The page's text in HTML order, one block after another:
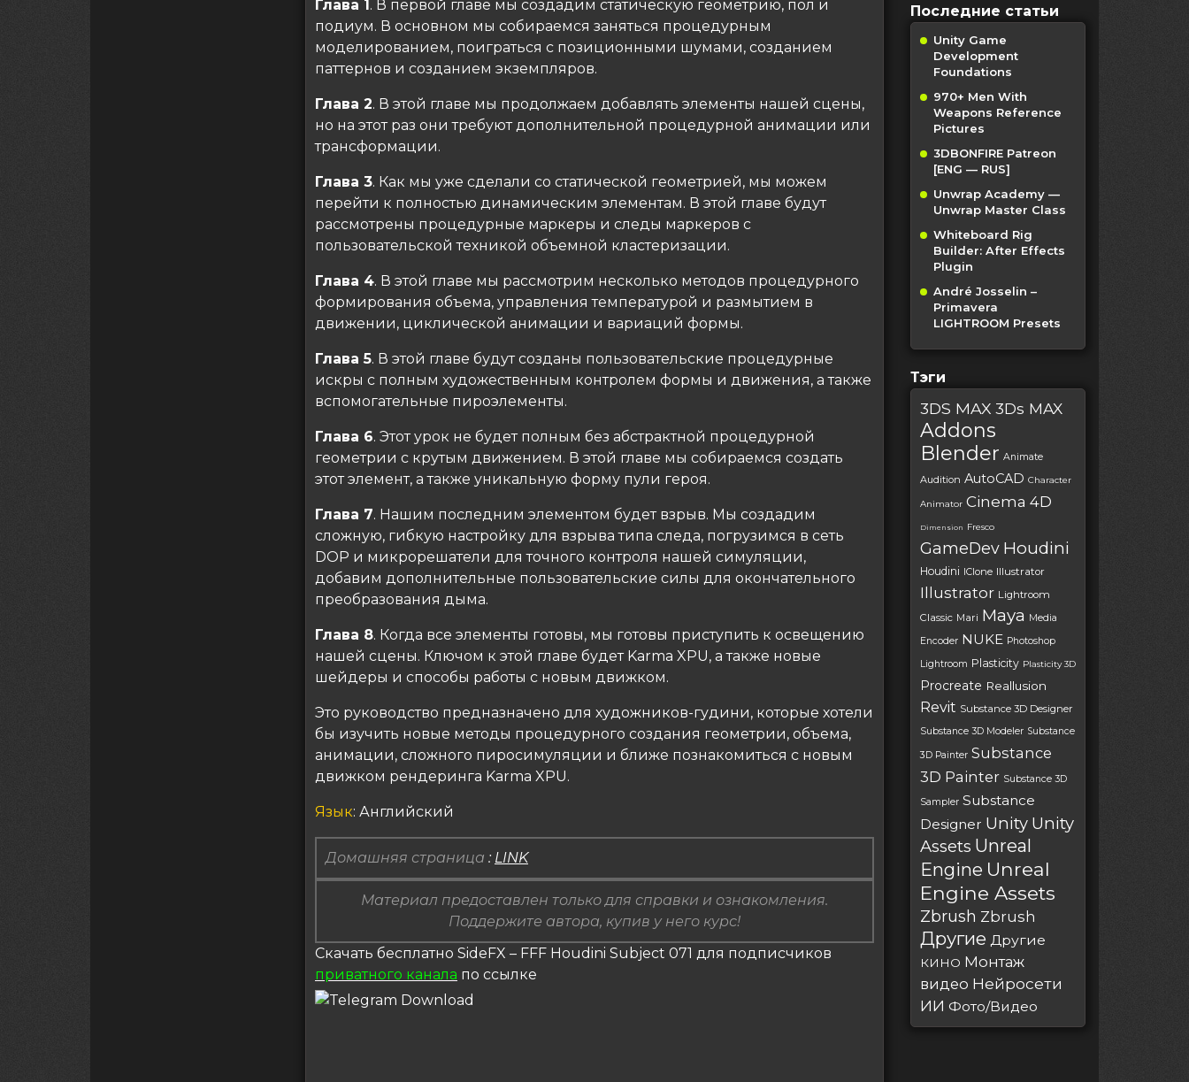
Глава 1 . В первой главе мы создадим статическую геометрию, пол и
подиум. В основном мы собираемся заняться процедурным
моделированием, поиграться с позиционными шумами, созданием
паттернов и созданием экземпляров.
Глава 2. В этой главе мы продолжаем добавлять элементы нашей сцены,
но на этот раз они требуют дополнительной процедурной анимации или
трансформации.
Глава 3. Как мы уже сделали со статической геометрией, мы можем
перейти к полностью динамическим элементам. В этой главе будут
рассмотрены процедурные маркеры и следы маркеров с
пользовательской техникой объемной кластеризации.
Глава 4. В этой главе мы рассмотрим несколько методов процедурного
формирования объема, управления температурой и размытием в
движении, циклической анимации и вариаций формы.
Глава 5. В этой главе будут созданы пользовательские процедурные
искры с полным художественным контролем формы и движения, а также
вспомогательные пироэлементы.
Глава 6. Этот урок не будет полным без абстрактной процедурной
геометрии с крутым движением. В этой главе мы собираемся создать
этот элемент, а также уникальную форму пули героя.
Глава 7. Нашим последним элементом будет взрыв. Мы создадим
сложную, гибкую настройку для взрыва типа следа, погрузимся в сеть
DOP и микрорешатели для точного контроля нашей симуляции,
добавим дополнительные пользовательские силы для окончательного
преобразования дыма.
Глава 8. Когда все элементы готовы, мы готовы приступить к освещению
нашей сцены. Ключом к этой главе будет Karma XPU, а также новые
шейдеры и способы работы с новым движком.
Это руководство предназначено для художников-гудини, которые хотели
бы изучить новые методы процедурного создания геометрии, объема,
анимации, сложного пиросимуляции и ближе познакомиться с новым
движком рендеринга Karma XPU.
Язык: Английский
Домашняя страница : LINK
Материал предоставлен только для справки и ознакомления.
Поддержите автора, купив у него курс!
Скачать бесплатно SideFX – FFF Houdini Subject 071 для подписчиков
приватного канала по ссылке
Последние статьи
Unity Game
Development
Foundations
970+ Men With
Weapons Reference
Pictures
3DBONFIRE Patreon
[ENG — RUS]
Unwrap Academy —
Unwrap Master Class
Whiteboard Rig
Builder: After Effects
Plugin
André Josselin –
Primavera
LIGHTROOM Presets
Тэги
3DS MAX 3Ds MAX
Addons
Blender Animate
Audition AutoCAD Character
Animator Cinema 4D
Dimension Fresco
GameDev Houdini
Houdini IClone Illustrator
Illustrator Lightroom
Classic Mari Maya
Media
Encoder NUKE Photoshop
Lightroom Plasticity Plasticity 3D
Procreate Reallusion
Revit Substance 3D Designer
Substance 3D Modeler Substance
3D Painter Substance
3D Painter Substance 3D
Sampler Substance
Designer Unity Unity
Assets Unreal
Engine Unreal
Engine Assets
Zbrush Zbrush
Другие Другие
КИНО Монтаж
видео Нейросети
ИИ Фото/Видео